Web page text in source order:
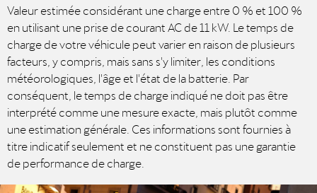
Valeur estimée considérant une charge entre 0 % et 100 %
en utilisant une prise de courant AC de 11 kW. Le temps de
charge de votre véhicule peut varier en raison de plusieurs
facteurs, y compris, mais sans s'y limiter, les conditions
météorologiques, l'âge et l'état de la batterie. Par
conséquent, le temps de charge indiqué ne doit pas être
interprété comme une mesure exacte, mais plutôt comme
une estimation générale. Ces informations sont fournies à
titre indicatif seulement et ne constituent pas une garantie
de performance de charge.